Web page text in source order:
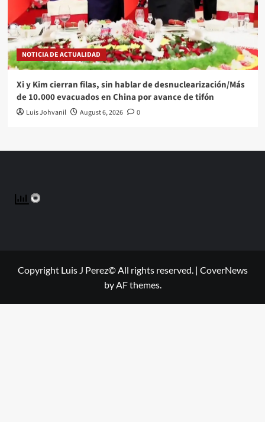
NOTICIA DE ACTUALIDAD
Xi y Kim cierran filas, sin hablar de desnuclearización/Más
de 10.000 evacuados en China por avance de tifón
Luis Johvanil August 6, 2026 0
Copyright Luis J Perez© All rights reserved. | CoverNews
by AF themes.